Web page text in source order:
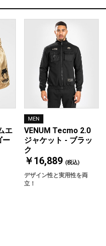
エ
ー
MEN
VENUM Tecmo 2.0
ジャケット - ブラッ
ク
￥16,889 (税込)
デザイン性と実用性を両
立！